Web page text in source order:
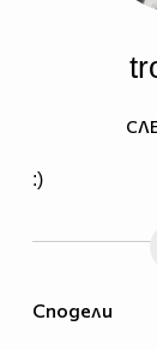
Сподели
:)